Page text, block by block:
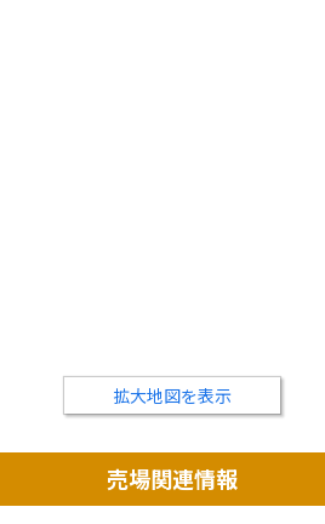
拡大地図を表示
売場関連情報